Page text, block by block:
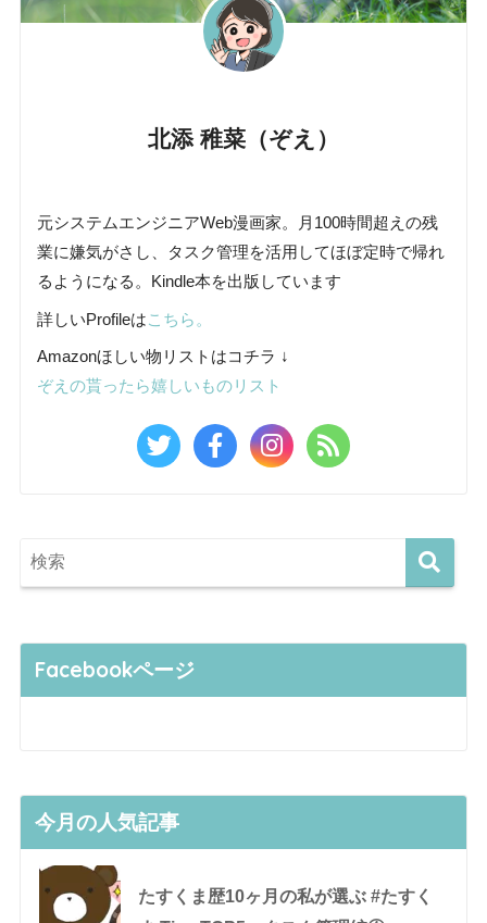
北添 稚菜（ぞえ）
元システムエンジニアWeb漫画家。月100時間超えの残
業に嫌気がさし、タスク管理を活用してほぼ定時で帰れ
るようになる。Kindle本を出版しています
詳しいProfileはこちら。
Amazonほしい物リストはコチラ ↓
ぞえの貰ったら嬉しいものリスト
Facebookページ
今月の人気記事
たすくま歴10ヶ月の私が選ぶ #たすく